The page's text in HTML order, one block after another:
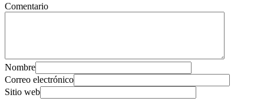
Comentario
Nombre
Correo electrónico
Sitio web